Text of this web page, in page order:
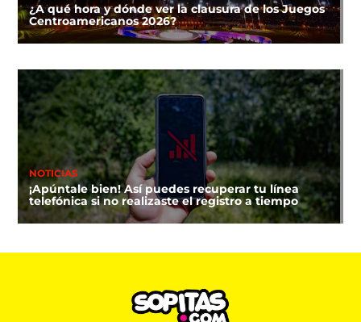
¿A qué hora y dónde ver la clausura de los Juegos
Centroamericanos 2026?
NOTICIAS
¡Apúntale bien! Así puedes recuperar tu línea
telefónica si no realizaste el registro a tiempo